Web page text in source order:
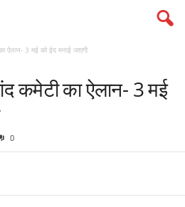
3 मई को ईद मनाई जाएगी
कमेटी का ऐलान- 3 मई
0